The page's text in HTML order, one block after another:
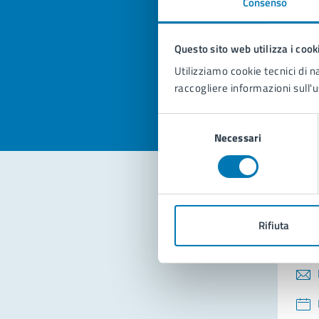
Questo sito web utilizza i
Utilizziamo cookie tecnici di
raccogliere informazioni
consenso
Necessari
Rifiuta